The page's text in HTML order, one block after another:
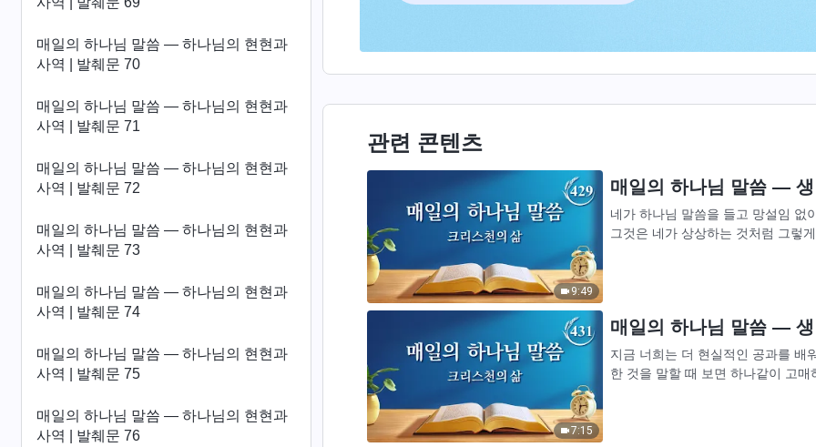
매일의 하나님 말씀 ― 하나님의 현현과
사역 | 발췌문 70
매일의 하나님 말씀 ― 하나님의 현현과
사역 | 발췌문 71
매일의 하나님 말씀 ― 하나님의 현현과
사역 | 발췌문 72
매일의 하나님 말씀 ― 하나님의 현현과
사역 | 발췌문 73
매일의 하나님 말씀 ― 하나님의 현현과
사역 | 발췌문 74
매일의 하나님 말씀 ― 하나님의 현현과
사역 | 발췌문 75
매일의 하나님 말씀 ― 하나님의 현현과
사역 | 발췌문 76
관련 콘텐츠
9:49
매일의 하나님 말씀 ―
네가 하나님 말씀을 들고 망설임 없
그것은 네가 상상하는 것처럼 그렇
7:15
매일의 하나님 말씀 ―
지금 너희는 더 현실적인 공과를 배
한 것을 말할 때 보면 하나같이 고